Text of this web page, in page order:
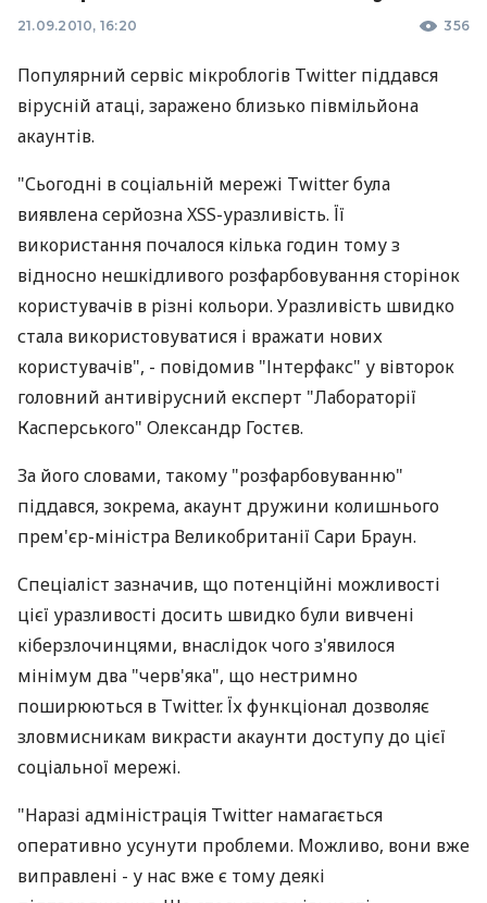
21.09.2010, 16:20 356
Популярний сервіс мікроблогів Twitter піддався
вірусній атаці, заражено близько півмільйона
акаунтів.
"Сьогодні в соціальній мережі Twitter була
виявлена серйозна XSS-уразливість. Її
використання почалося кілька годин тому з
відносно нешкідливого розфарбовування сторінок
користувачів в різні кольори. Уразливість швидко
стала використовуватися і вражати нових
користувачів", - повідомив "Інтерфакс" у вівторок
головний антивірусний експерт "Лабораторії
Касперського" Олександр Гостєв.
За його словами, такому "розфарбовуванню"
піддався, зокрема, акаунт дружини колишнього
прем'єр-міністра Великобританії Сари Браун.
Спеціаліст зазначив, що потенційні можливості
цієї уразливості досить швидко були вивчені
кіберзлочинцями, внаслідок чого з'явилося
мінімум два "черв'яка", що нестримно
поширюються в Twitter. Їх функціонал дозволяє
зловмисникам викрасти акаунти доступу до цієї
соціальної мережі.
"Наразі адміністрація Twitter намагається
оперативно усунути проблеми. Можливо, вони вже
виправлені - у нас вже є тому деякі